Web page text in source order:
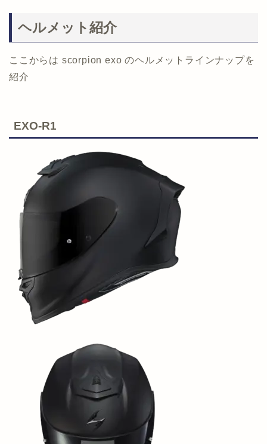
ヘルメット紹介
ここからは scorpion exo のヘルメットラインナップを
紹介
EXO-R1